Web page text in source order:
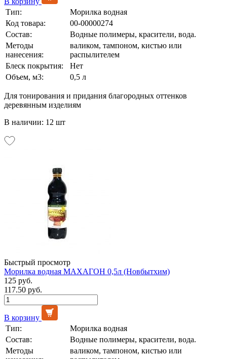
Тип:
Морилка водная
Код товара:
00-00000274
Состав:
Водные полимеры, красители, вода.
Методы
нанесения:
валиком, тампоном, кистью или
распылителем
Блеск покрытия:
Нет
Объем, м3:
0,5 л
Для тонирования и придания благородных оттенков
деревянным изделиям
В наличии: 12 шт
Быстрый просмотр
Морилка водная МАХАГОН 0,5л (Новбытхим)
125 руб.
117.50 руб.
В корзину
Тип:
Морилка водная
Состав:
Водные полимеры, красители, вода.
Методы
валиком, тампоном, кистью или